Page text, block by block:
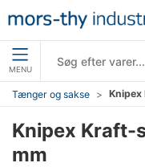
MENU
Tænger og sakse
Knipex
mm